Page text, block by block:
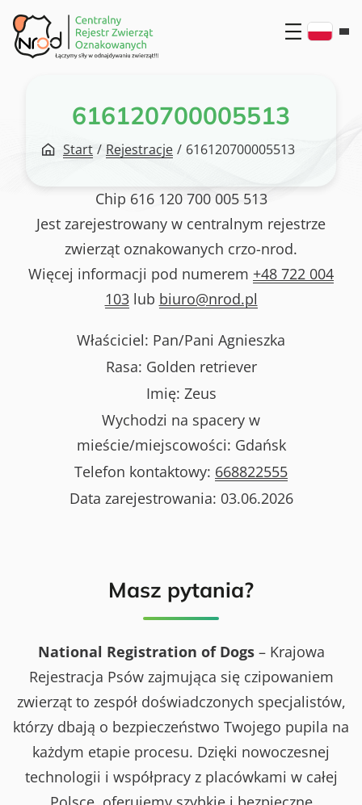
Przejdź
do
treści
616120700005513
Start / Rejestracje / 616120700005513
Chip 616 120 700 005 513
Jest zarejestrowany w centralnym rejestrze
zwierząt oznakowanych crzo-nrod.
Więcej informacji pod numerem +48 722 004
103lub biuro@nrod.pl
Właściciel: Pan/Pani Agnieszka
Rasa: Golden retriever
Imię: Zeus
Wychodzi na spacery w
mieście/miejscowości: Gdańsk
Telefon kontaktowy: 668822555
Data zarejestrowania: 03.06.2026
Masz pytania?
National Registration of Dogs– Krajowa
Rejestracja Psów zajmująca się czipowaniem
zwierząt to zespół doświadczonych specjalistów,
którzy dbają o bezpieczeństwo Twojego pupila na
każdym etapie procesu. Dzięki nowoczesnej
technologii i współpracy z placówkami w całej